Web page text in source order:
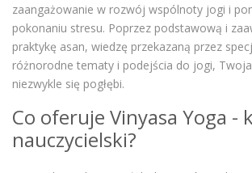
zaangażowanie w rozwój wspólnoty jogi i
pokonaniu stresu. Poprzez podstawową i
praktykę asan, wiedzę przekazaną przez
różnorodne tematy i podejścia do jogi,
niezwykle się pogłębi.
Co oferuje Vinyasa Yoga -
nauczycielski?